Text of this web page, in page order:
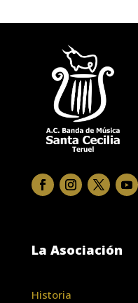
La Asociación
Historia